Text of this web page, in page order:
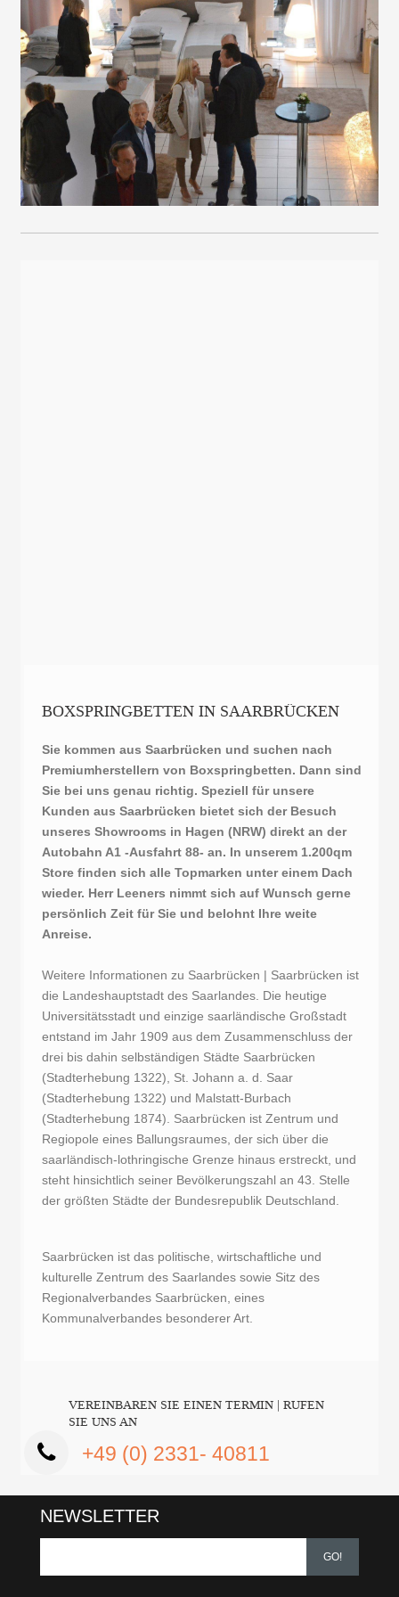
BOXSPRINGBETTEN IN SAARBRÜCKEN
Sie kommen aus Saarbrücken und suchen nach
Premiumherstellern von Boxspringbetten. Dann sind
Sie bei uns genau richtig. Speziell für unsere
Kunden aus Saarbrücken bietet sich der Besuch
unseres Showrooms in Hagen (NRW) direkt an der
Autobahn A1 -Ausfahrt 88- an. In unserem 1.200qm
Store finden sich alle Topmarken unter einem Dach
wieder. Herr Leeners nimmt sich auf Wunsch gerne
persönlich Zeit für Sie und belohnt Ihre weite
Anreise.
Weitere Informationen zu Saarbrücken | Saarbrücken ist
die Landeshauptstadt des Saarlandes. Die heutige
Universitätsstadt und einzige saarländische Großstadt
entstand im Jahr 1909 aus dem Zusammenschluss der
drei bis dahin selbständigen Städte Saarbrücken
(Stadterhebung 1322), St. Johann a. d. Saar
(Stadterhebung 1322) und Malstatt-Burbach
(Stadterhebung 1874). Saarbrücken ist Zentrum und
Regiopole eines Ballungsraumes, der sich über die
saarländisch-lothringische Grenze hinaus erstreckt, und
steht hinsichtlich seiner Bevölkerungszahl an 43. Stelle
der größten Städte der Bundesrepublik Deutschland.
Saarbrücken ist das politische, wirtschaftliche und
kulturelle Zentrum des Saarlandes sowie Sitz des
Regionalverbandes Saarbrücken, eines
Kommunalverbandes besonderer Art.
VEREINBAREN SIE EINEN TERMIN | RUFEN
SIE UNS AN
+49 (0) 2331- 40811
NEWSLETTER
GO!